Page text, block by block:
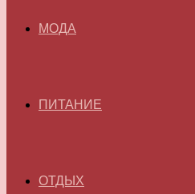
МОДА
ПИТАНИЕ
ОТДЫХ